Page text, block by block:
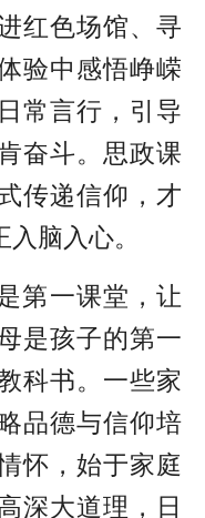
红色场馆、寻
验中感悟峥嵘
常言行，引导
奋斗。思政课
传递信仰，才
脑入心。
第一课堂，让
是孩子的第一
科书。一些家
品德与信仰培
怀，始于家庭
深大道理，日